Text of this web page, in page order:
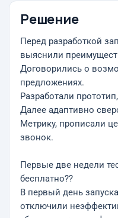
Решение
Перед разработкой
выяснили
Договорились о
предложениях.
Разработали
Далее адаптивно
Метрику, прописали
звонок.
Первые две недели
бесплатно??
В первый день
отключили